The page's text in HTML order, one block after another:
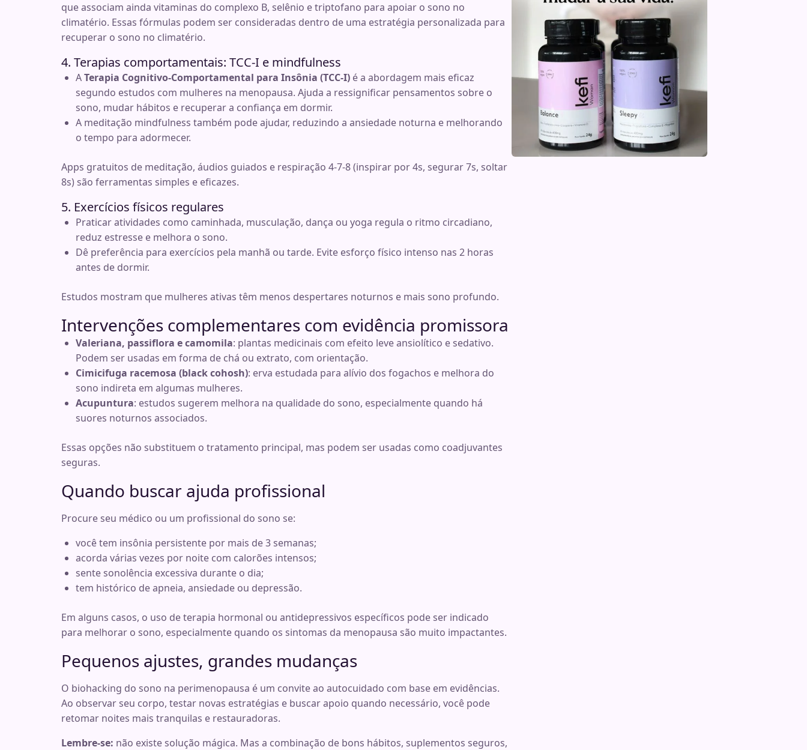
que associam ainda vitaminas do complexo B, selênio e triptofano para apoiar o sono no
climatério. Essas fórmulas podem ser consideradas dentro de uma estratégia personalizada para
recuperar o sono no climatério.
4. Terapias comportamentais: TCC-I e mindfulness
ATerapia Cognitivo-Comportamental para Insônia (TCC-I) é a abordagem mais eficaz
segundo estudos com mulheres na menopausa. Ajuda a ressignificar pensamentos sobre o
sono, mudar hábitos e recuperar a confiança em dormir.
A meditação mindfulness também pode ajudar, reduzindo a ansiedade noturna e melhorando
o tempo para adormecer.
Apps gratuitos de meditação, áudios guiados e respiração 4-7-8 (inspirar por 4s, segurar 7s, soltar
8s) são ferramentas simples e eficazes.
5. Exercícios físicos regulares
Praticar atividades como caminhada, musculação, dança ou yoga regula o ritmo circadiano,
reduz estresse e melhora o sono.
Dê preferência para exercícios pela manhã ou tarde. Evite esforço físico intenso nas 2 horas
antes de dormir.
Estudos mostram que mulheres ativas têm menos despertares noturnos e mais sono profundo.
Intervenções complementares com evidência promissora
Valeriana, passiflora e camomila: plantas medicinais com efeito leve ansiolítico e sedativo.
Podem ser usadas em forma de chá ou extrato, com orientação.
Cimicifuga racemosa (black cohosh): erva estudada para alívio dos fogachos e melhora do
sono indireta em algumas mulheres.
Acupuntura: estudos sugerem melhora na qualidade do sono, especialmente quando há
suores noturnos associados.
Essas opções não substituem o tratamento principal, mas podem ser usadas como coadjuvantes
seguras.
Quando buscar ajuda profissional
Procure seu médico ou um profissional do sono se:
você tem insônia persistente por mais de 3 semanas;
acorda várias vezes por noite com calorões intensos;
sente sonolência excessiva durante o dia;
tem histórico de apneia, ansiedade ou depressão.
Em alguns casos, o uso de terapia hormonal ou antidepressivos específicos pode ser indicado
para melhorar o sono, especialmente quando os sintomas da menopausa são muito impactantes.
Pequenos ajustes, grandes mudanças
O biohacking do sono na perimenopausa é um convite ao autocuidado com base em evidências.
Ao observar seu corpo, testar novas estratégias e buscar apoio quando necessário, você pode
retomar noites mais tranquilas e restauradoras.
Lembre-se: não existe solução mágica. Mas a combinação de bons hábitos, suplementos seguros,